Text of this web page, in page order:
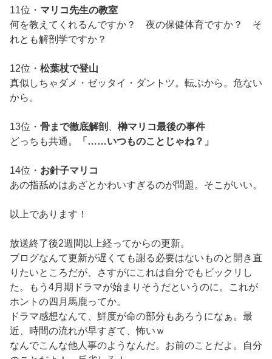
11位・ マリコ先生の教室
何を教えてくれるんですか？ 夜の保健体育ですか？ そ
れとも解剖学ですか？
12位・ 松葉杖で登山
真似しちゃダメ・ゼッタイ・ダントツ。転ぶから。危ない
から。
13位・ 骨まで徹底解剖
榊マリコ最後の事件
どっちも共通。
「……いつものことじゃね？」
14位・ お針子マリコ
あの指舐めはあざとかわいすぎるのが問題。そこがいい。
以上であります！
放送終了後2週間以上経ってからの更新。
ブログなんて更新が遅くても謝る必要はないものと開き直
りたいところだが、さすがにこれは自分でもビックリし
た。もう4月期ドラマが始まりそうだというのに。これが
ホントの四月馬鹿ってか。
ドラマ感想なんて、鮮度が命の部分もあろうになぁ。最
近、時間の流れが早すぎて、怖いｗ
なんでこんな他人事のようなんだ。お前のことだよ。自分